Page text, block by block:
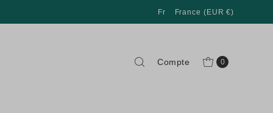
Fr France (EUR €)
Compte 0